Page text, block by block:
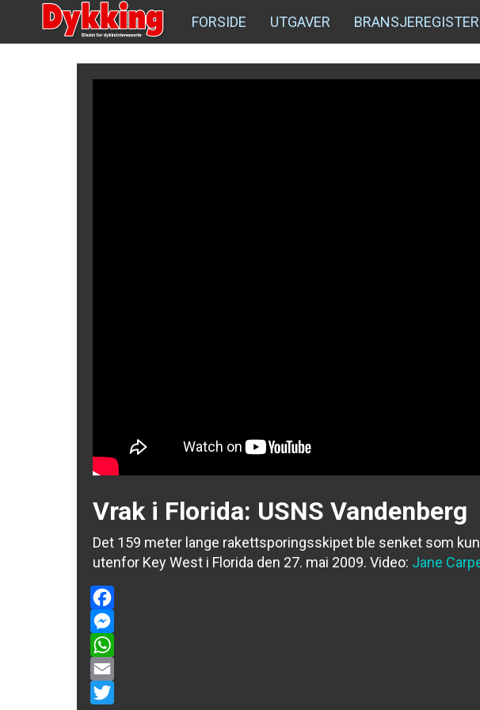
FORSIDE UTGAVER BRANSJEREGISTER
Vrak i Florida: USNS Vandenberg
Det 159 meter lange rakettsporingsskipet ble senket som
utenfor Key West i Florida den 27. mai 2009. Video: Jane
Facebook
Messenger
WhatsApp
Email